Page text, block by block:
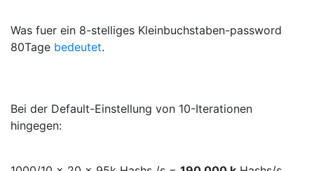
Was fuer ein 8-stelliges Kleinbuchstaben-password
80Tage bedeutet.
Bei der Default-Einstellung von 10-Iterationen
hingegen: